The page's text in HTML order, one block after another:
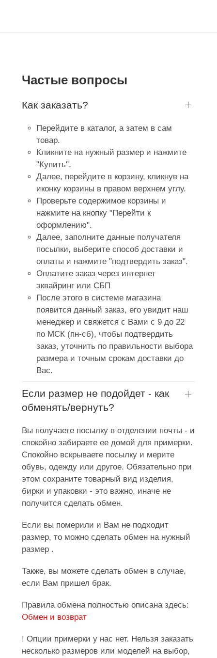
Частые вопросы
Как заказать?
Перейдите в каталог, а затем в сам
товар.
Кликните на нужный размер и нажмите
"Купить".
Далее, перейдите в корзину, кликнув на
иконку корзины в правом верхнем углу.
Проверьте содержимое корзины и
нажмите на кнопку "Перейти к
оформлению".
Далее, заполните данные получателя
посылки, выберите способ доставки и
оплаты и нажмите "подтвердить заказ".
Оплатите заказ через интернет
эквайринг или СБП
После этого в системе магазина
появится данный заказ, его увидит наш
менеджер и свяжется с Вами с 9 до 22
по МСК (пн-сб), чтобы подтвердить
заказ, уточнить по правильности выбора
размера и точным срокам доставки до
Вас.
Если размер не подойдет - как
обменять/вернуть?
Вы получаете посылку в отделении почты - и
спокойно забираете ее домой для примерки.
Спокойно вскрываете посылку и мерите
обувь, одежду или другое. Обязательно при
этом сохраните товарный вид изделия,
бирки и упаковки - это важно, иначе не
получится сделать обмен.
Если вы померили и Вам не подходит
размер, то можно сделать обмен на нужный
размер .
Также, вы можете сделать обмен в случае,
если Вам пришел брак.
Правила обмена полностью описана здесь:
Обмен и возврат
! Опции примерки у нас нет. Нельзя заказать
несколько размеров или моделей на выбор,